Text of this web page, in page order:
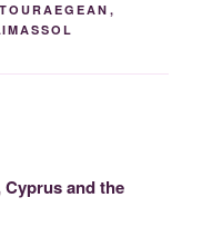
,
Cyprus and the